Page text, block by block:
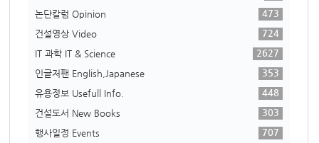
논단칼럼 Opinion
473
건설영상 Video
724
IT 과학 IT & Science
2627
인글저팬 English,Japanese
353
유용정보 Usefull Info.
448
건설도서 New Books
303
행사일정 Events
707